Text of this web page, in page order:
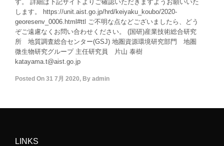
す。 詳細は下記サイトよりご確認いただきますようお願いいた
します。 https://unit.aist.go.jp/hrd/keiyaku_koubo/2020-
georesenv_0006.html#ttl ご不明な点などございましたら、どう
ぞご遠慮なくお問い合わせください。 (国研)産業技術総合研究
所 地質調査総合センター(GSJ) 地圏資源環境研究部門 地圏
微生物研究グループ 主任研究員 片山 泰樹
katayama.t@aist.go.jp
Posted On 31 7月 2020, By admin
LINKS